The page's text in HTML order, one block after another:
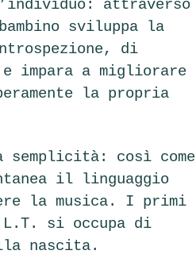
attraverso
sviluppa la
di
impara a migliorare
la propria
così come
il linguaggio
la musica. I primi
si occupa di
nascita.